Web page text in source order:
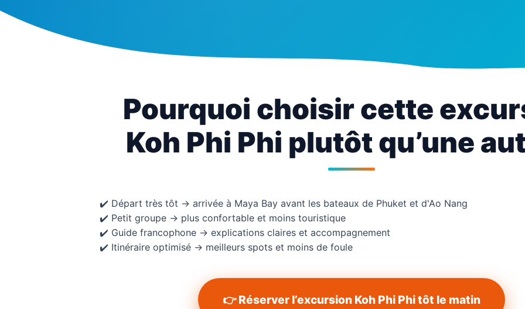
Pourquoi choisir cette
Koh Phi Phi plutôt qu’une
✔️ Départ très tôt → arrivée à Maya Bay avant les bateaux de Phuket et d'Ao Nang
✔️ Petit groupe → plus confortable et moins touristique
✔️ Guide francophone → explications claires et accompagnement
✔️ Itinéraire optimisé → meilleurs spots et moins de foule
👉 Réserver l’excursion Koh Phi Phi tôt le matin